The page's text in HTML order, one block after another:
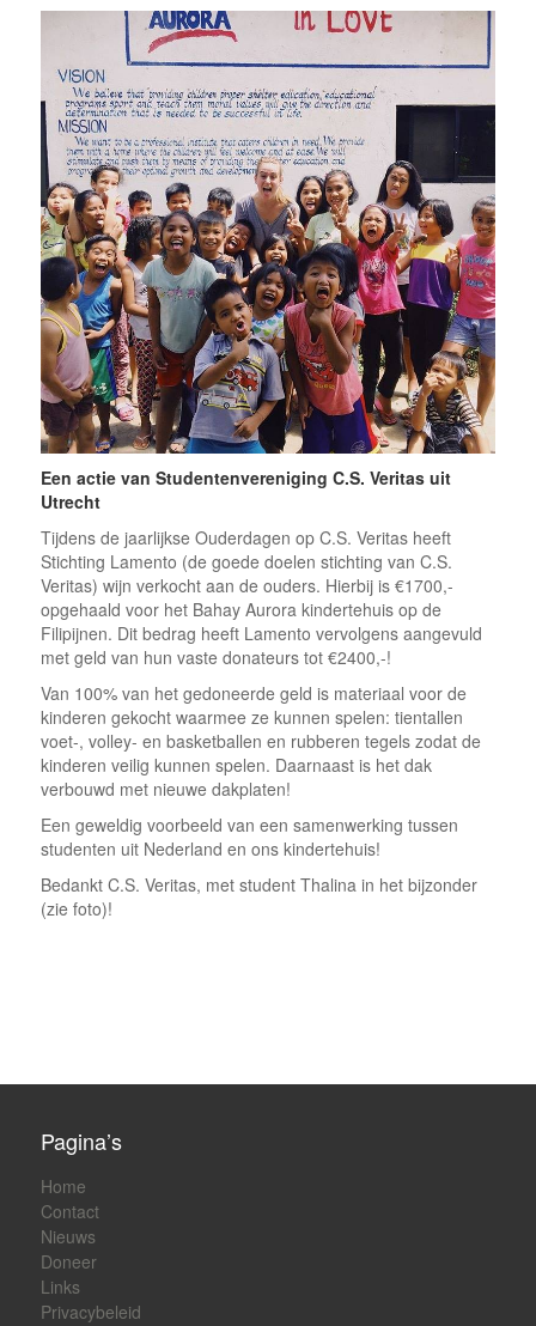
Een actie van Studentenvereniging C.S. Veritas uit
Utrecht
Tijdens de jaarlijkse Ouderdagen op C.S. Veritas heeft
Stichting Lamento (de goede doelen stichting van C.S.
Veritas) wijn verkocht aan de ouders. Hierbij is €1700,-
opgehaald voor het Bahay Aurora kindertehuis op de
Filipijnen. Dit bedrag heeft Lamento vervolgens aangevuld
met geld van hun vaste donateurs tot €2400,-!
Van 100% van het gedoneerde geld is materiaal voor de
kinderen gekocht waarmee ze kunnen spelen: tientallen
voet-, volley- en basketballen en rubberen tegels zodat de
kinderen veilig kunnen spelen. Daarnaast is het dak
verbouwd met nieuwe dakplaten!
Een geweldig voorbeeld van een samenwerking tussen
studenten uit Nederland en ons kindertehuis!
Bedankt C.S. Veritas, met student Thalina in het bijzonder
(zie foto)!
Pagina’s
Home
Contact
Nieuws
Doneer
Links
Privacybeleid